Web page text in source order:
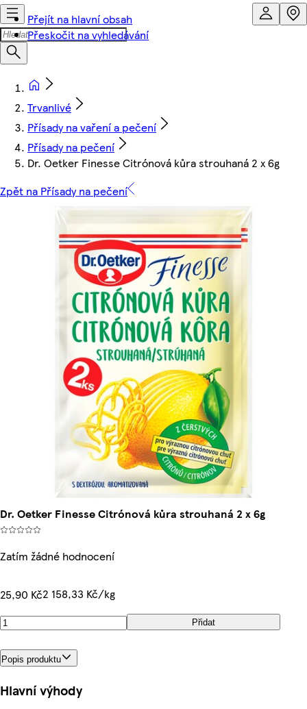
Přejít na hlavní obsah
Přeskočit na vyhledávání
Trvanlivé
Přísady na vaření a pečení
Přísady na pečení
Dr. Oetker Finesse Citrónová kůra strouhaná 2 x 6g
Zpět na Přísady na pečení
Dr. Oetker Finesse Citrónová kůra strouhaná 2 x 6g
Zatím žádné hodnocení
25,90 Kč2 158,33 Kč/kg
Přidat
Popis produktu
Hlavní výhody